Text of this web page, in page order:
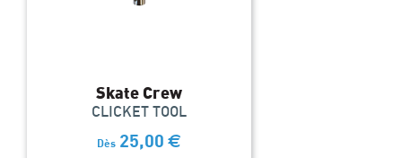
Skate Crew
CLICKET TOOL
Dès 25,00 €